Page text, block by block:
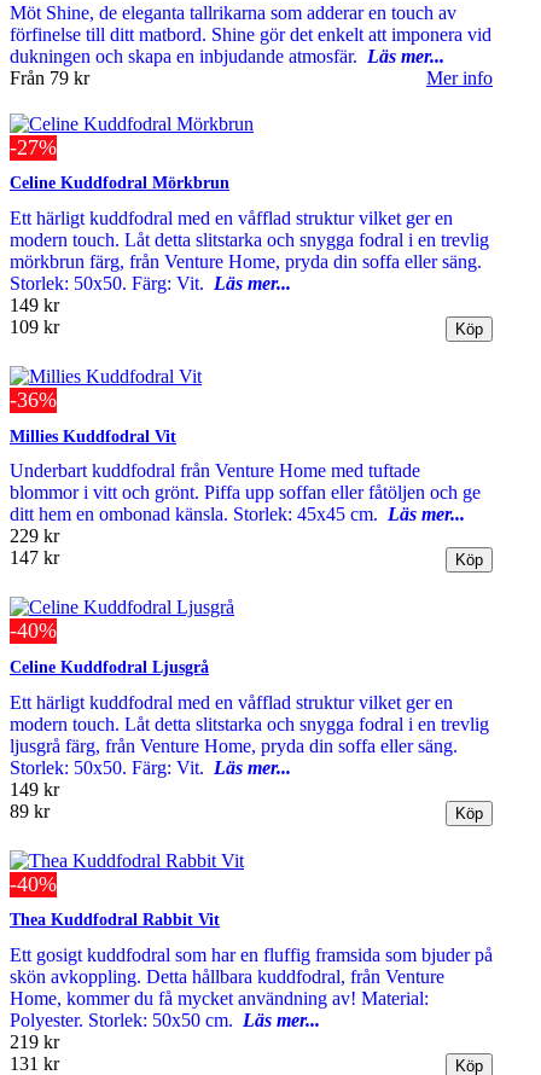
Möt Shine, de eleganta tallrikarna som adderar en touch av
förfi‌nelse till ditt matbord. Shine gör det enkelt att imponera vid
dukningen och skapa en inbjudande atmosfär. Läs mer...
Från 79 kr Mer info
-27%
Celine Kuddfodral Mörkbrun
Ett härligt kuddfodral med en våfflad struktur vilket ger en
modern touch. Låt detta slitstarka och snygga fodral i en trevlig
mörkbrun färg, från Venture Home, pryda din soffa eller säng.
Storlek: 50x50. Färg: Vit. Läs mer...
149 kr
109 kr
-36%
Millies Kuddfodral Vit
Underbart kuddfodral från Venture Home med tuftade
blommor i vitt och grönt. Piffa upp soffan eller fåtöljen och ge
ditt hem en ombonad känsla. Storlek: 45x45 cm. Läs mer...
229 kr
147 kr
-40%
Celine Kuddfodral Ljusgrå
Ett härligt kuddfodral med en våfflad struktur vilket ger en
modern touch. Låt detta slitstarka och snygga fodral i en trevlig
ljusgrå färg, från Venture Home, pryda din soffa eller säng.
Storlek: 50x50. Färg: Vit. Läs mer...
149 kr
89 kr
-40%
Thea Kuddfodral Rabbit Vit
Ett gosigt kuddfodral som har en fluffig framsida som bjuder på
skön avkoppling. Detta hållbara kuddfodral, från Venture
Home, kommer du få mycket användning av! Material:
Polyester. Storlek: 50x50 cm. Läs mer...
219 kr
131 kr